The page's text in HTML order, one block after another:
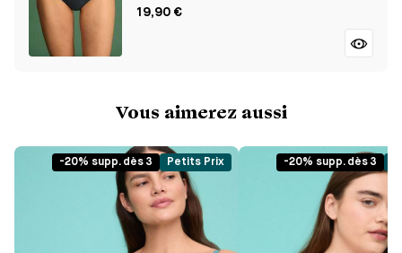
19,90 €
Vous aimerez aussi
-20% supp. dès 3 Petits Prix -20% supp. dès 3